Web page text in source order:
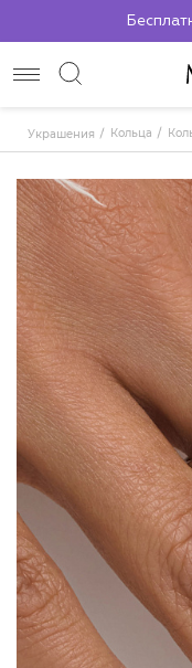
По
Украшения Кольца